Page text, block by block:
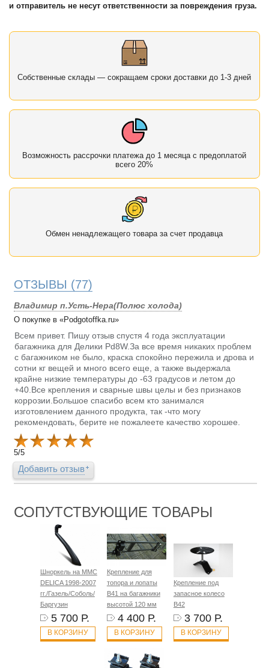
и отправитель не несут ответственности за повреждения груза.
Собственные склады — сокращаем сроки доставки до 1-3 дней
Возможность рассрочки платежа до 1 месяца с предоплатой
всего 20%
Обмен ненадлежащего товара за счет продавца
ОТЗЫВЫ (77)
Владимир п.Усть-Нера(Полюс холода)
О покупке в «Podgotoffka.ru»
Всем привет. Пишу отзыв спустя 4 года эксплуатации
багажника для Делики Pd8W.За все время никаких проблем
с багажником не было, краска спокойно пережила и дрова и
сотни кг вещей и много всего еще, а также выдержала
крайне низкие температуры до -63 градусов и летом до
+40.Все крепления и сварные швы целы и без признаков
коррозии.Большое спасибо всем кто занимался
изготовлением данного продукта, так -что могу
рекомендовать, берите не пожалеете качество хорошее.
5/5
Добавить отзыв
СОПУТСТВУЮЩИЕ ТОВАРЫ
Шноркель на MMC
DELICA 1998-2007
гг./Газель/Соболь/
Баргузин
5 700 Р.
В КОРЗИНУ
Крепление для
топора и лопаты
B41 на багажники
высотой 120 мм
4 400 Р.
В КОРЗИНУ
Крепление под
запасное колесо
B42
3 700 Р.
В КОРЗИНУ